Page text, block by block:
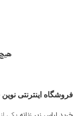
فروشگاه اینترنتی